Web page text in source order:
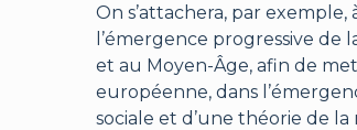
On s’attachera, par
l’émergence progressive
et au Moyen-Âge, afin de
européenne, dans
sociale et d’une théorie de